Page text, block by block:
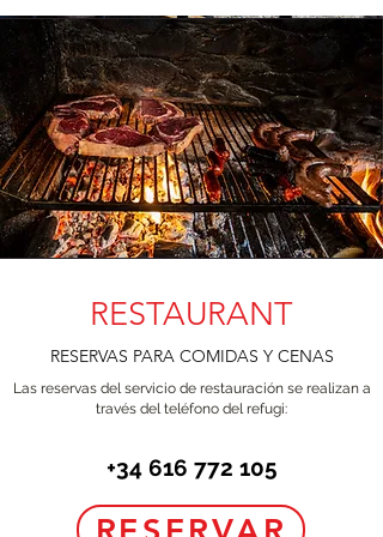
RESTAURANT
RESERVAS PARA COMIDAS Y CENAS
Las reservas del servicio de restauración se realizan a
través del teléfono del refugi:
+34 616 772 105